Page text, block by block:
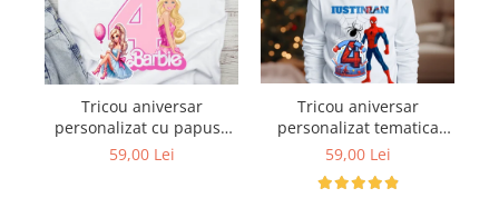
Tricou aniversar
personalizat cu papusa
Barbie TAN1011
59,00 Lei
Tricou aniversar
personalizat tematica
Spiderman cu tort
59,00 Lei